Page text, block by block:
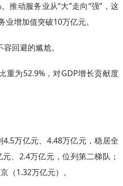
推动服务业从“大”走向“强”，这
增加值突破10万亿元。
回避的尴尬。
重为52.9%，对GDP增长贡献度
万亿元、4.48万亿元，稳居全
、2.4万亿元，位列第二梯队；
（1.32万亿元）。